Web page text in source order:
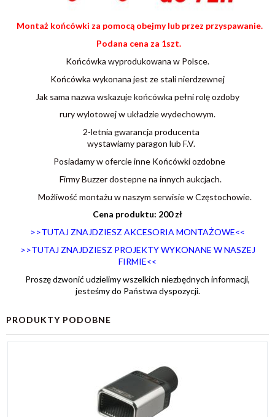
Montaż końcówki za pomocą obejmy lub przez przyspawanie.
Podana cena za 1szt.
Końcówka wyprodukowana w Polsce.
Końcówka wykonana jest ze stali nierdzewnej
Jak sama nazwa wskazuje końcówka pełni rolę ozdoby
rury wylotowej w układzie wydechowym.
2-letnia gwarancja producenta
wystawiamy paragon lub F.V.
Posiadamy w ofercie inne Końcówki ozdobne
Firmy Buzzer dostepne na innych aukcjach.
Możliwość montażu w naszym serwisie w Częstochowie.
Cena produktu: 200 zł
>>TUTAJ ZNAJDZIESZ AKCESORIA MONTAŻOWE<<
>>TUTAJ ZNAJDZIESZ PROJEKTY WYKONANE W NASZEJ
FIRMIE<<
Proszę dzwonić udzielimy wszelkich niezbędnych informacji,
jesteśmy do Państwa dyspozycji.
PRODUKTY PODOBNE